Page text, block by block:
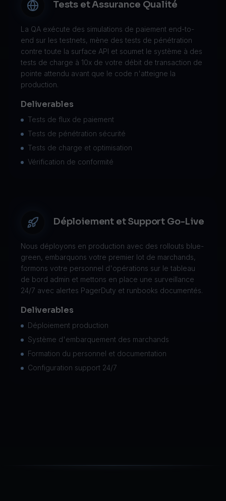
Tests et Assurance Qualité
La QA exécute des simulations de paiement end-to-
end sur les testnets, mène des tests de pénétration
contre toute la surface API et soumet le système à des
tests de charge à 10x de votre débit de transaction de
pointe attendu avant que le code n'atteigne la
production.
Deliverables
Tests de flux de paiement
Tests de pénétration sécurité
Tests de charge et optimisation
Vérification de conformité
Déploiement et Support Go-Live
Nous déployons en production avec des rollouts blue-
green, embarquons votre premier lot de marchands,
formons votre personnel d'opérations sur le tableau
de bord admin et mettons en place une surveillance
24/7 avec alertes PagerDuty et runbooks documentés.
Deliverables
Déploiement production
Système d'embarquement des marchands
Formation du personnel et documentation
Configuration support 24/7